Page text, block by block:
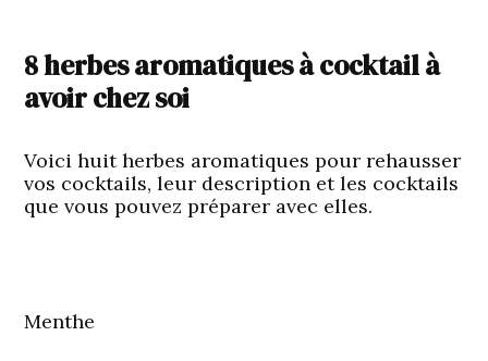
8 herbes aromatiques à cocktail à
avoir chez soi
Voici huit herbes aromatiques pour rehausser
vos cocktails, leur description et les cocktails
que vous pouvez préparer avec elles.
Menthe